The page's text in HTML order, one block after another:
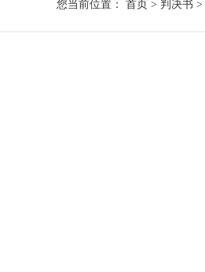
您当前位置： 首页 > 判决书 >